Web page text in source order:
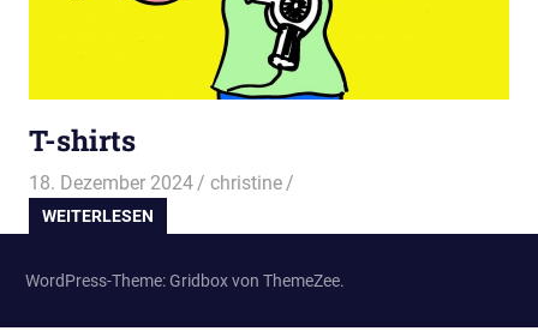
T-shirts
18. Dezember 2024 christine
WEITERLESEN
WordPress-Theme: Gridbox von ThemeZee.